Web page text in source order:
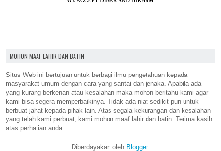
MOHON MAAF LAHIR DAN BATIN
Situs Web ini bertujuan untuk berbagi ilmu pengetahuan kepada
masyarakat umum dengan cara yang santai dan jenaka. Apabila ada
yang kurang berkenan atau kesalahan maka mohon beritahu kami agar
kami bisa segera memperbaikinya. Tidak ada niat sedikit pun untuk
berbuat jahat kepada pihak lain. Atas segala kekurangan dan kesalahan
yang telah kami perbuat, kami mohon maaf lahir dan batin. Terima kasih
atas perhatian anda.
Diberdayakan oleh Blogger.